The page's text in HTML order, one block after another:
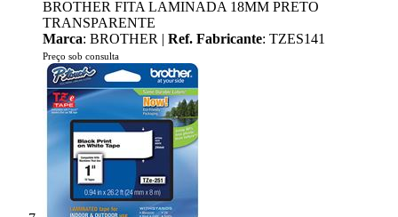
BROTHER FITA LAMINADA 18MM PRETO
TRANSPARENTE
Marca: BROTHER | Ref. Fabricante: TZES141
Preço sob consulta